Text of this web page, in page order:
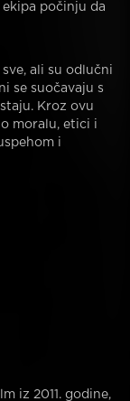
počinju da
ali su odlučni
se suočavaju s
Kroz ovu
moralu, etici i
i
iz 2011. godine,